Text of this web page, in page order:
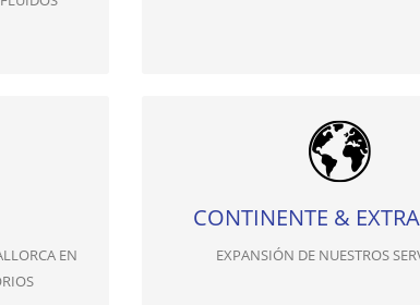
EN
CONTINENTE &
EXPANSIÓN DE NUESTROS